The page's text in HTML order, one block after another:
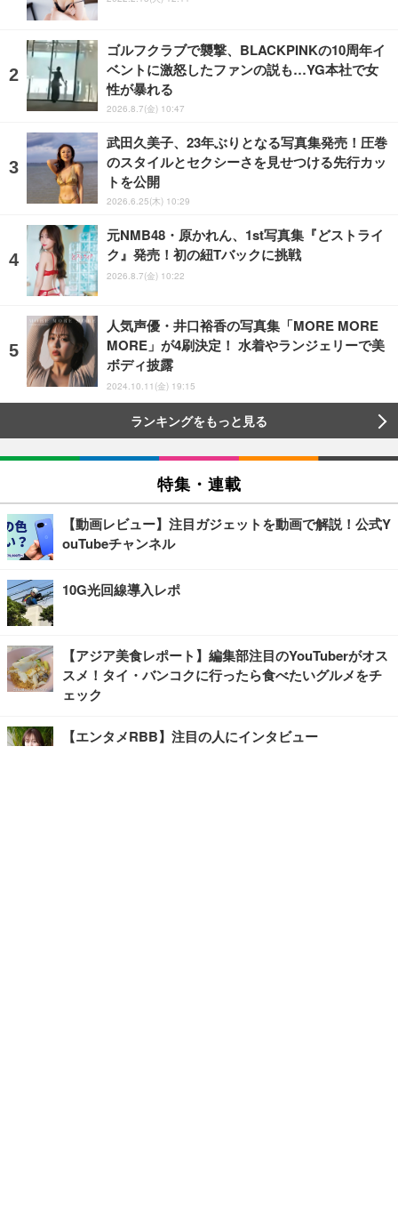
ゴルフクラブで襲撃、BLACKPINKの10周年イ
ベントに激怒したファンの説も…YG本社で女
性が暴れる
2026.8.7(金) 10:47
武田久美子、23年ぶりとなる写真集発売！圧巻
のスタイルとセクシーさを見せつける先行カッ
トを公開
2026.6.25(木) 10:29
元NMB48・原かれん、1st写真集『どストライ
ク』発売！初の紐Tバックに挑戦
2026.8.7(金) 10:22
人気声優・井口裕香の写真集「MORE MORE
MORE」が4刷決定！ 水着やランジェリーで美
ボディ披露
2024.10.11(金) 19:15
ランキングをもっと見る
特集・連載
【動画レビュー】注目ガジェットを動画で解説！公式Y
ouTubeチャンネル
10G光回線導入レポ
【アジア美食レポート】編集部注目のYouTuberがオス
スメ！タイ・バンコクに行ったら食べたいグルメをチ
ェック
【エンタメRBB】注目の人にインタビュー